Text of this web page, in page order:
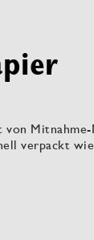
verpackt